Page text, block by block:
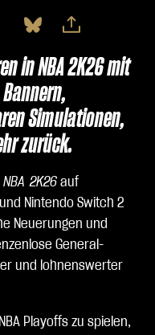
in NBA 2K26 mit
Simulationen,
zurück.
NBA 2K26 auf
Nintendo Switch 2
Neuerungen und
General-
und lohnenswerter
Playoffs zu spielen,